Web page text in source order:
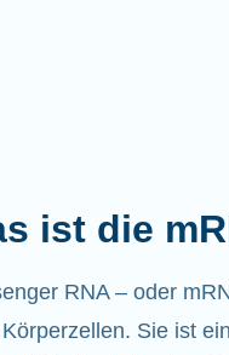
ist die
RNA – oder
Sie ist